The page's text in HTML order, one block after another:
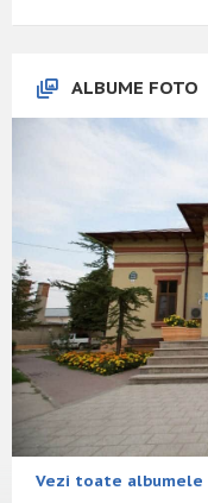
ALBUME FOTO
Vezi toate albumele